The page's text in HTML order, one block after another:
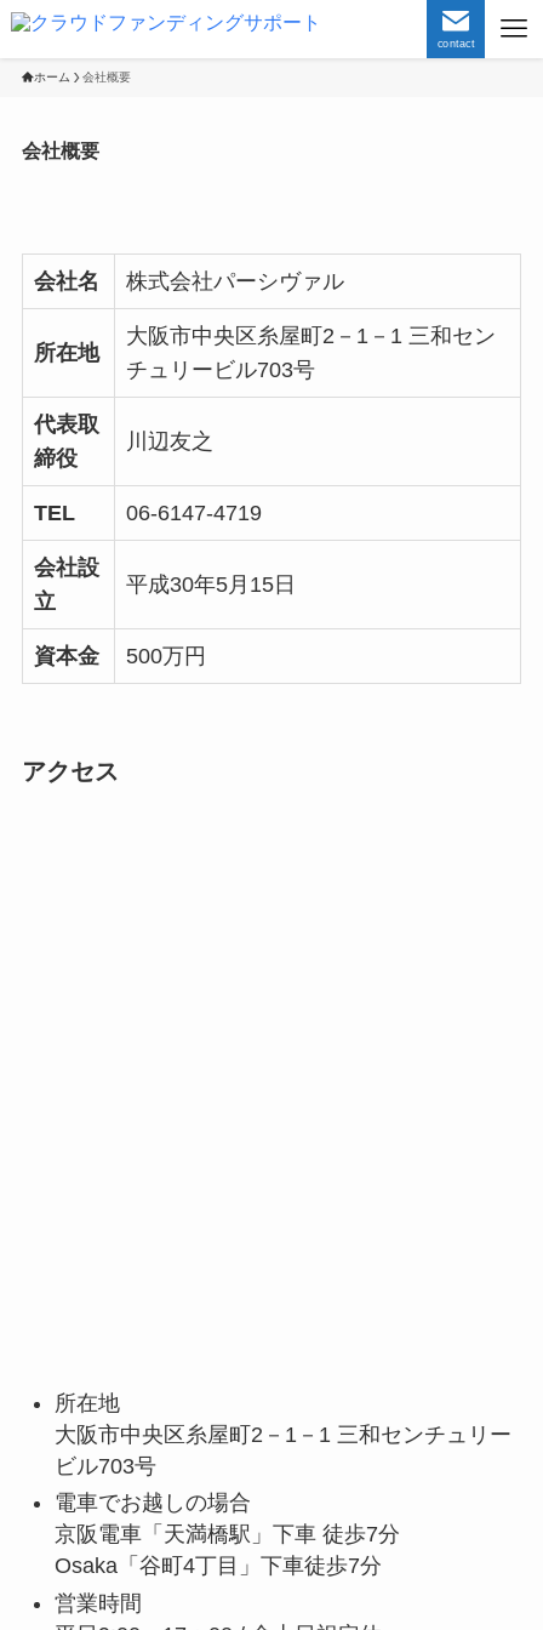
contact
ホーム 会社概要
会社概要
会社名 株式会社パーシヴァル
所在地
大阪市中央区糸屋町2－1－1 三和セン
チュリービル703号
代表取
締役
川辺友之
TEL 06-6147-4719
会社設
立
平成30年5月15日
資本金 500万円
アクセス
所在地
大阪市中央区糸屋町2－1－1 三和センチュリー
ビル703号
電車でお越しの場合
京阪電車「天満橋駅」下車 徒歩7分
Osaka「谷町4丁目」下車徒歩7分
営業時間